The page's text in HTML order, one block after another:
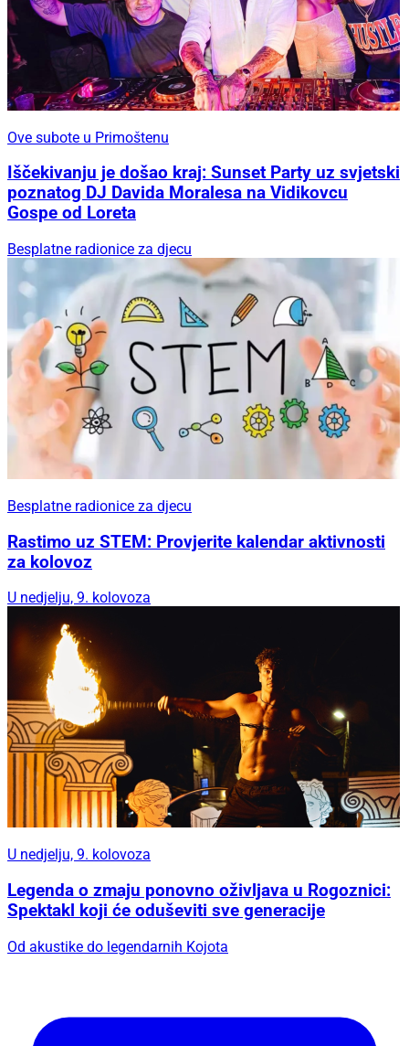
Ove subote u Primoštenu
Iščekivanju je došao kraj: Sunset Party uz svjetski
poznatog DJ Davida Moralesa na Vidikovcu
Gospe od Loreta
Besplatne radionice za djecu
Besplatne radionice za djecu
Rastimo uz STEM: Provjerite kalendar aktivnosti
za kolovoz
U nedjelju, 9. kolovoza
U nedjelju, 9. kolovoza
Legenda o zmaju ponovno oživljava u Rogoznici:
Spektakl koji će oduševiti sve generacije
Od akustike do legendarnih Kojota